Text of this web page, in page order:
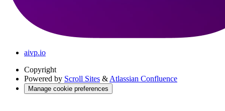
aivp.io
Copyright
Powered by Scroll Sites & Atlassian Confluence
Manage cookie preferences